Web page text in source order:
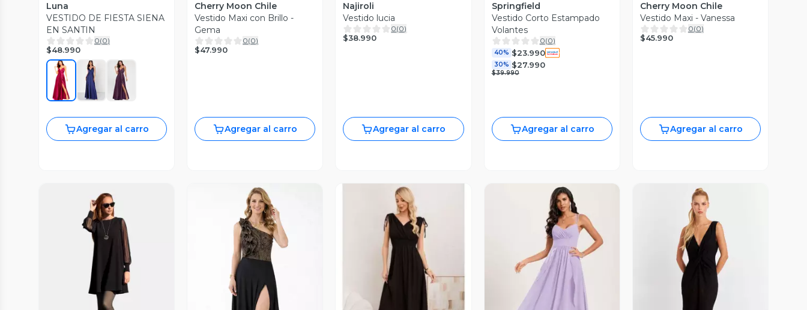
Luna
VESTIDO DE FIESTA SIENA
EN SANTIN
0(0)
$48.990
Agregar al carro
Cherry Moon Chile
Vestido Maxi con Brillo -
Gema
0(0)
$47.990
Agregar al carro
Najiroli
Vestido lucia
0(0)
$38.990
Agregar al carro
Springfield
Vestido Corto Estampado
Volantes
0(0)
40% $23.990
30% $27.990
$39.990
Agregar al carro
Cherry Moon Chile
Vestido Maxi - Vanessa
0(0)
$45.990
Agregar al carro
Vista Previa
Vista Previa
Vista Previa Vista Previa
Vista Previa